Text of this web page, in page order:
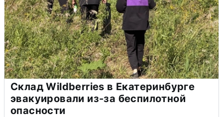
Склад Wildberries в Екатеринбурге
эвакуировали из-за беспилотной
опасности